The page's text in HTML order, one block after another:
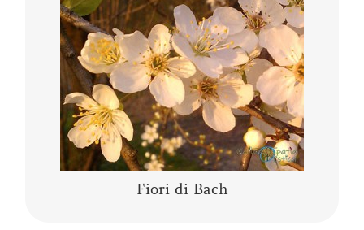
Fiori di Bach
I fiori di Bach sono una “terapia vibrazionale-
energetica” messa a punto da Edward Bach. I
fiori di Bach sono delle “lanterne” che aiutano
a comprendere se stessi,…….
CONTINUA A LEGGERE